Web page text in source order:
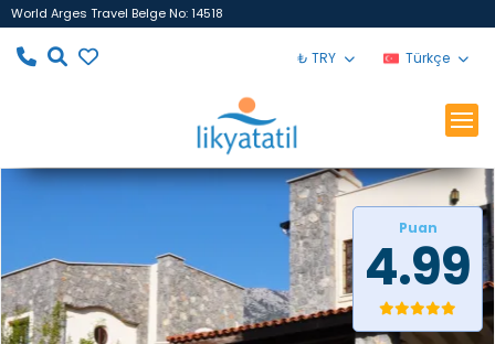
World Arges Travel Belge No: 14518
₺ TRY Türkçe
Puan
4.99